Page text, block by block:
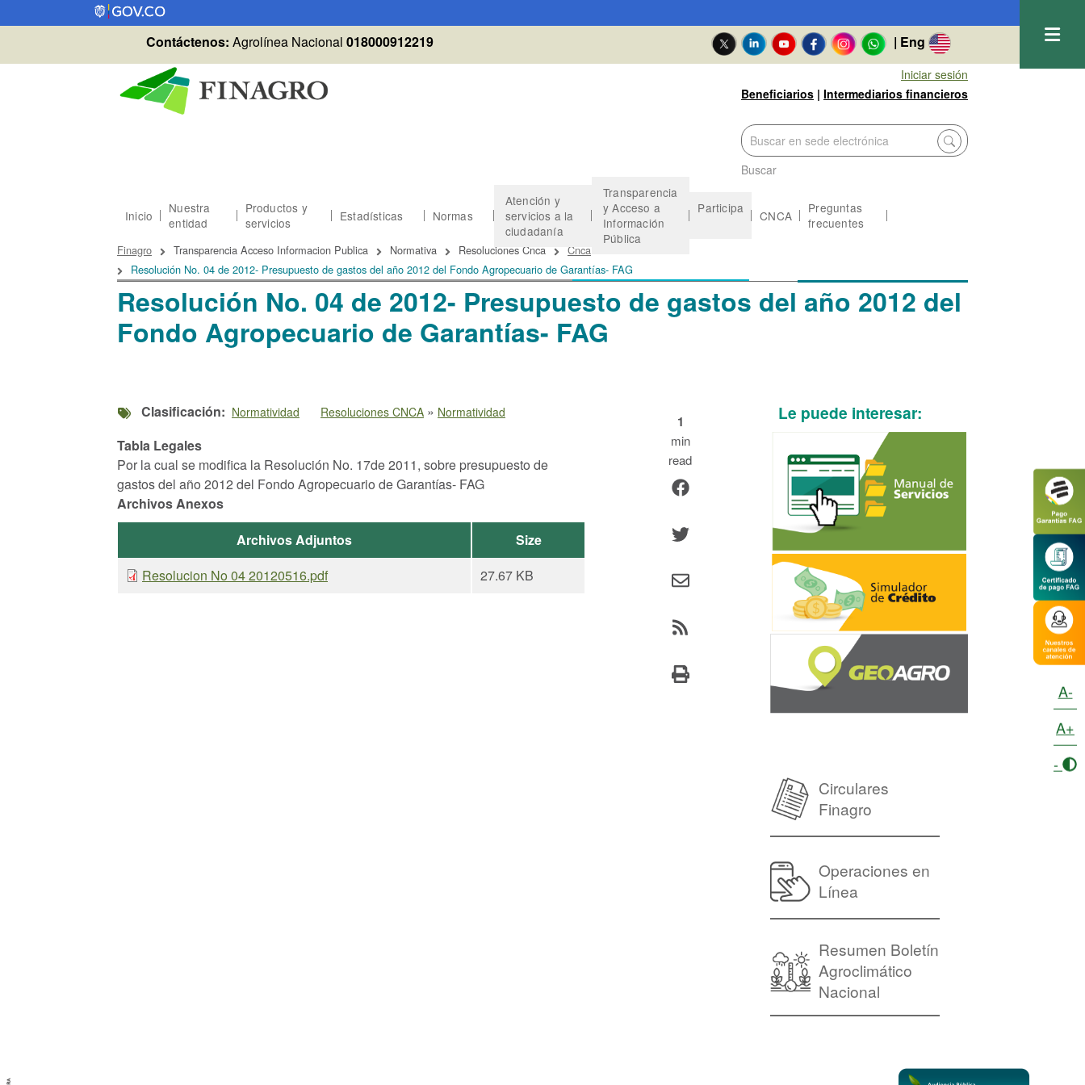
Pasar al contenido principal
Contáctenos: Agrolínea Nacional 018000912219 | Eng
Iniciar sesión
Beneficiarios | Intermediarios financieros
Buscar
Inicio
Nuestra
entidad
Productos y
servicios
Estadísticas Normas
Atención y
servicios a la
ciudadanía
Transparencia
y Acceso a
Información
Pública
Participa CNCA
Preguntas
frecuentes
Resolución No. 04 de 2012- Presupuesto de gastos del año 2012 del
Fondo Agropecuario de Garantías- FAG
Sobrescribir enlaces de ayuda a la navegación
Finagro Transparencia Acceso Informacion Publica Normativa Resoluciones Cnca
Cnca
Resolución No. 04 de 2012- Presupuesto de gastos del año 2012 del Fondo Agropecuario de Garantías- FAG
Clasificación Normatividad Resoluciones CNCA » Normatividad
Tabla Legales
Por la cual se modifica la Resolución No. 17de 2011, sobre presupuesto de
gastos del año 2012 del Fondo Agropecuario de Garantías- FAG
Archivos Anexos
Archivos Adjuntos
Size
Resolucion No 04 20120516.pdf
27.67 KB
1
min
read
Le puede interesar:
Circulares
Finagro
Operaciones en
Línea
Resumen Boletín
Agroclimático
Nacional
A-
A+
-